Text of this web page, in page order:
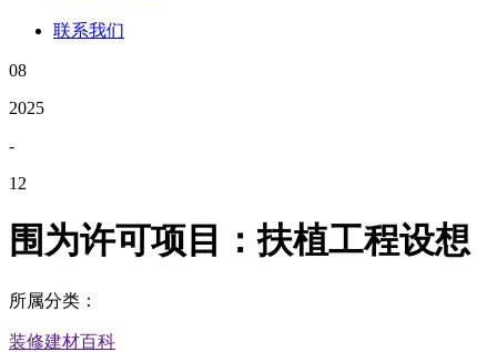
联系我们
08
2025
-
12
围为许可项目：扶植工程设想
所属分类：
装修建材百科